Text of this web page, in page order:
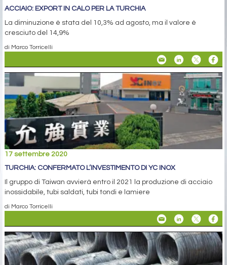
ACCIAIO: EXPORT IN CALO PER LA TURCHIA
La diminuzione è stata del 10,3% ad agosto, ma il valore è
cresciuto del 14,9%
di Marco Torricelli
17 settembre 2020
TURCHIA: CONFERMATO L’INVESTIMENTO DI YC INOX
Il gruppo di Taiwan avvierà entro il 2021 la produzione di acciaio
inossidabile, tubi saldati, tubi tondi e lamiere
di Marco Torricelli